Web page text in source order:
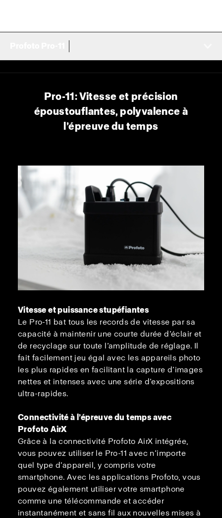
Pro-11: Vitesse et précision
époustouflantes, polyvalence à
l’épreuve du temps
Vitesse et puissance stupéfiantes
Le Pro-11 bat tous les records de vitesse par sa
capacité à maintenir une courte durée d’éclair et
de recyclage sur toute l’amplitude de réglage. Il
fait facilement jeu égal avec les appareils photo
les plus rapides en facilitant la capture d’images
nettes et intenses avec une série d’expositions
ultra-rapides.
Connectivité à l’épreuve du temps avec
Profoto AirX
Grâce à la connectivité Profoto AirX intégrée,
vous pouvez utiliser le Pro-11 avec n’importe
quel type d’appareil, y compris votre
smartphone. Avec les applications Profoto, vous
pouvez également utiliser votre smartphone
comme une télécommande et accéder
instantanément et sans fil aux nouvelles mises à